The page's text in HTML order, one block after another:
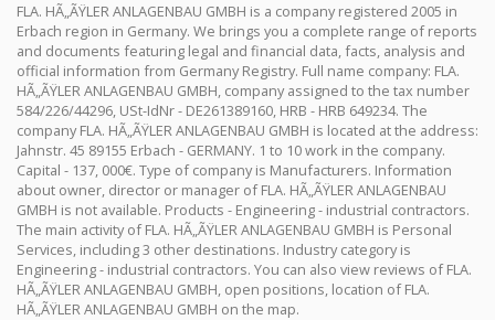
FLA. HÃ„ÃŸLER ANLAGENBAU GMBH is a company registered 2005 in
Erbach region in Germany. We brings you a complete range of reports
and documents featuring legal and financial data, facts, analysis and
official information from Germany Registry. Full name company: FLA.
HÃ„ÃŸLER ANLAGENBAU GMBH, company assigned to the tax number
584/226/44296, USt-IdNr - DE261389160, HRB - HRB 649234. The
company FLA. HÃ„ÃŸLER ANLAGENBAU GMBH is located at the address:
Jahnstr. 45 89155 Erbach - GERMANY. 1 to 10 work in the company.
Capital - 137, 000€. Type of company is Manufacturers. Information
about owner, director or manager of FLA. HÃ„ÃŸLER ANLAGENBAU
GMBH is not available. Products - Engineering - industrial contractors.
The main activity of FLA. HÃ„ÃŸLER ANLAGENBAU GMBH is Personal
Services, including 3 other destinations. Industry category is
Engineering - industrial contractors. You can also view reviews of FLA.
HÃ„ÃŸLER ANLAGENBAU GMBH, open positions, location of FLA.
HÃ„ÃŸLER ANLAGENBAU GMBH on the map.